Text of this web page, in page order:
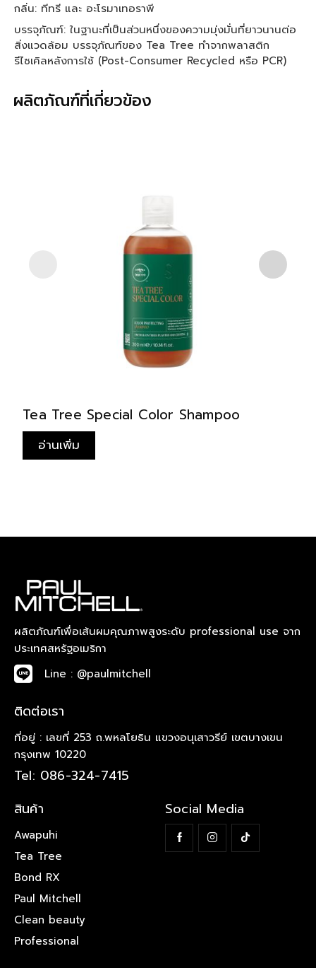
กลิ่น: ทีทรี และ อะโรมาเทอราพี
บรรจุภัณฑ์: ในฐานะที่เป็นส่วนหนึ่งของความมุ่งมั่นที่ยาวนานต่อ
สิ่งแวดล้อม บรรจุภัณฑ์ของ Tea Tree ทำจากพลาสติก
รีไซเคิลหลังการใช้ (Post-Consumer Recycled หรือ PCR)
ผลิตภัณฑ์ที่เกี่ยวข้อง
Tea Tree Special Color Shampoo
อ่านเพิ่ม
ผลิตภัณฑ์เพื่อเส้นผมคุณภาพสูงระดับ professional use จาก
ประเทศสหรัฐอเมริกา
Line : @paulmitchell
ติดต่อเรา
ที่อยู่ : เลขที่ 253 ถ.พหลโยธิน แขวงอนุเสาวรีย์ เขตบางเขน
กรุงเทพ 10220
Tel: 086-324-7415
สินค้า
Awapuhi
Tea Tree
Bond RX
Paul Mitchell
Clean beauty
Professional
Social Media